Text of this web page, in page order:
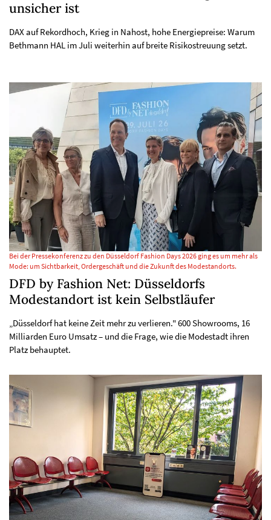
unsicher ist
DAX auf Rekordhoch, Krieg in Nahost, hohe Energiepreise: Warum
Bethmann HAL im Juli weiterhin auf breite Risikostreuung setzt.
Bei der Pressekonferenz zu den Düsseldorf Fashion Days 2026 ging es um mehr als
Mode: um Sichtbarkeit, Ordergeschäft und die Zukunft des Modestandorts.
DFD by Fashion Net: Düsseldorfs
Modestandort ist kein Selbstläufer
„Düsseldorf hat keine Zeit mehr zu verlieren." 600 Showrooms, 16
Milliarden Euro Umsatz – und die Frage, wie die Modestadt ihren
Platz behauptet.